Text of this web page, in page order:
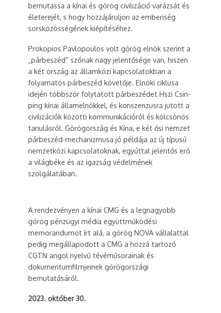
bemutassa a kínai és görög civilizáció varázsát és
életerejét, s hogy hozzájáruljon az emberiség
sorsközösségének kiépítéséhez.
Prokopios Pavlopoulos volt görög elnök szerint a
„párbeszéd” szónak nagy jelentősége van, hiszen
a két ország az államközi kapcsolatokban a
folyamatos párbeszéd követője. Elnöki ciklusa
idején többször folytatott párbeszédet Hszi Csin-
ping kínai államelnökkel, és konszenzusra jutott a
civilizációk közötti kommunikációról és kölcsönös
tanulásról. Görögország és Kína, e két ősi nemzet
párbeszéd-mechanizmusa jó példája az új típusú
nemzetközi kapcsolatoknak, egyúttal jelentős erő
a világbéke és az igazság védelmének
szolgálatában.
A rendezvényen a kínai CMG és a legnagyobb
görög pénzügyi média együttműködési
memorandumot írt alá, a görög NOVA vállalattal
pedig megállapodott a CMG a hozzá tartozó
CGTN angol nyelvű tévéműsorainak és
dokumentumfilmjeinek görögországi
bemutatásáról.
2023. október 30.